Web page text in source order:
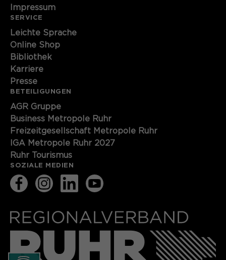
Impressum
SERVICE
Leichte Sprache
Online Shop
Bibliothek
Karriere
Presse
BETEILIGUNGEN
AGR Gruppe
Business Metropole Ruhr
Freizeitgesellschaft Metropole Ruhr
IGA Metropole Ruhr 2027
Ruhr Tourismus
SOZIALE MEDIEN